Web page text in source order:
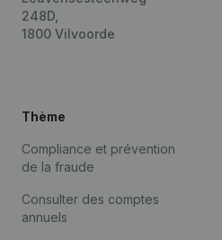
248D,
1800 Vilvoorde
Thème
Compliance et prévention
de la fraude
Consulter des comptes
annuels